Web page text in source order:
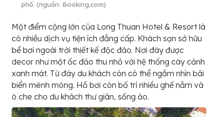
phố. (nguồn: Booking,com)
Một điểm cộng lớn của Long Thuan Hotel & Resort là
có nhiều dịch vụ tiện ích đẳng cấp. Khách sạn sở hữu
bể bơi ngoài trời thiết kế độc đáo. Nơi đây được
decor như một ốc đảo thu nhỏ với hệ thống cây cảnh
xanh mát. Từ đây du khách còn có thể ngắm nhìn bãi
biển mênh mông. Hồ bơi còn bố trí nhiều ghế nằm và
ô che cho du khách thư giãn, sống ảo.